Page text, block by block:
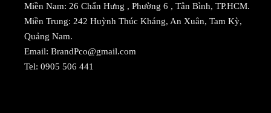
Miền Nam: 26 Chấn Hưng , Phường 6 , Tân Bình, TP.HCM.
Miền Trung: 242 Huỳnh Thúc Kháng, An Xuân, Tam Kỳ,
Quảng Nam.
Email: BrandPco@gmail.com
Tel: 0905 506 441